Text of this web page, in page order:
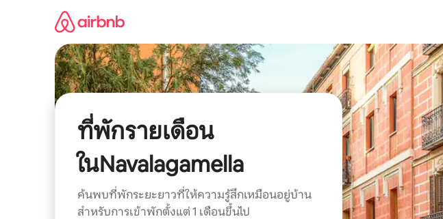
ที่พักรายเดือน
ในNavalagamella
ค้นพบที่พักระยะยาวที่ให้ความรู้สึกเหมือนอยู่บ้าน
สำหรับการเข้าพักตั้งแต่ 1 เดือนขึ้นไป